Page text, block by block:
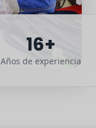
16+
Años de experiencia